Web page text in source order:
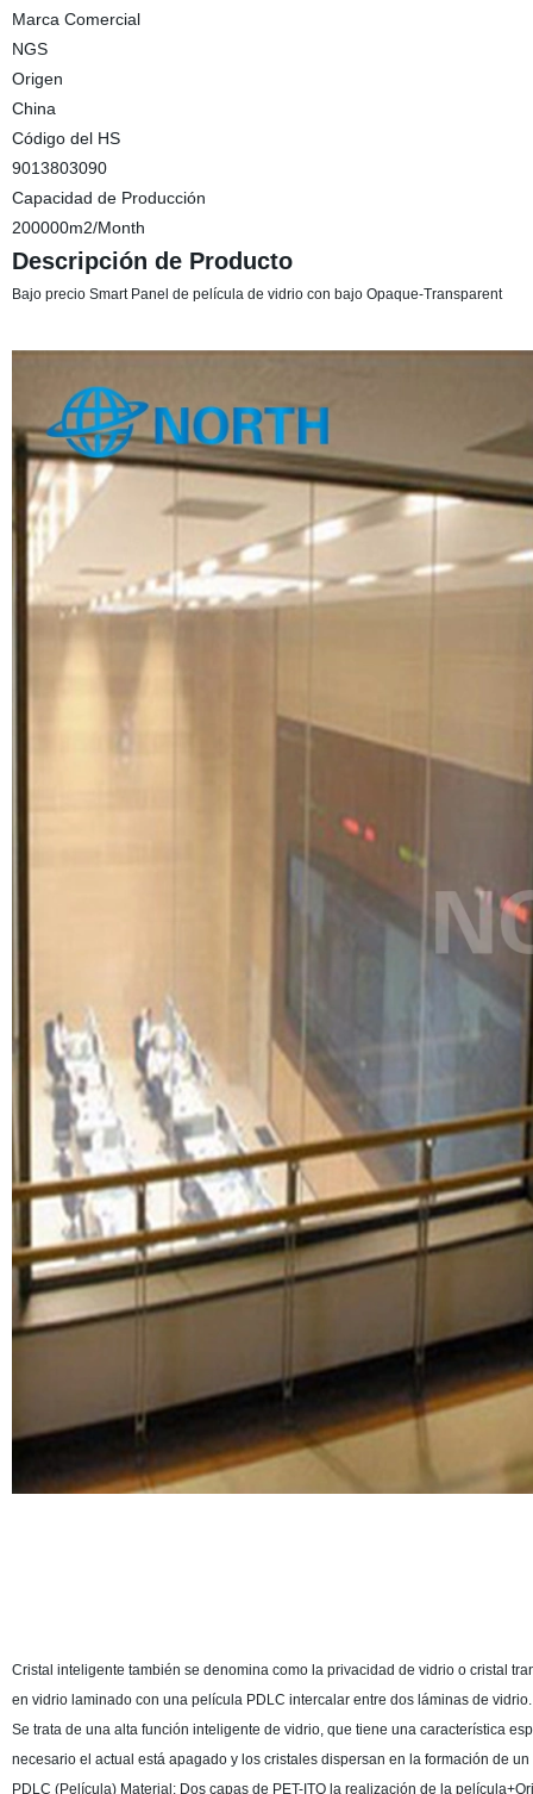
Marca Comercial
NGS
Origen
China
Código del HS
9013803090
Capacidad de Producción
200000m2/Month
Descripción de Producto
Bajo precio Smart Panel de película de vidrio con bajo Opaque-Transparent
Cristal inteligente también se denomina como la privacidad de vidrio o cristal
en vidrio laminado con una película PDLC intercalar entre dos láminas de vidrio.
Se trata de una alta función inteligente de vidrio, que tiene una característica
necesario el actual está apagado y los cristales dispersan en la formación de
PDLC (Película) Material: Dos capas de PET-ITO la realización de la